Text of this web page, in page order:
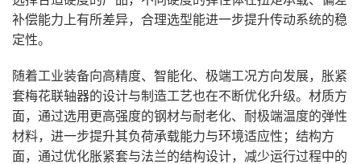
补偿能力上有所差异，合理选型能进一步提升传动系统的稳
定性。
随着工业装备向高精度、智能化、极端工况方向发展，胀紧
套梅花联轴器的设计与制造工艺也在不断优化升级。材质方
面，通过选用更高强度的钢材与耐老化、耐极端温度的弹性
材料，进一步提升其负荷承载能力与环境适应性；结构方
面，通过优化胀紧套与法兰的结构设计，减少运行过程中的